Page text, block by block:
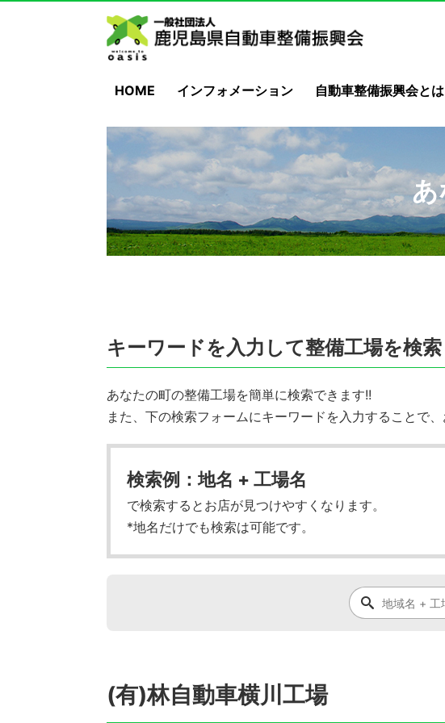
HOME インフォメーション 自動車整備振興会とは
あ
キーワードを入力して整備工場を検索
あなたの町の整備工場を簡単に検索できます!!
また、下の検索フォームにキーワードを入力することで
検索例：地名 + 工場名
で検索するとお店が見つけやすくなります。
*地名だけでも検索は可能です。
(有)林自動車横川工場